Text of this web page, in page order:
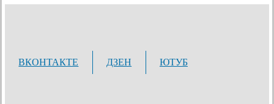
ВКОНТАКТЕ ДЗЕН ЮТУБ